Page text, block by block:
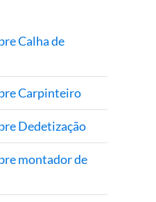
Calha de
Carpinteiro
Dedetização
montador de